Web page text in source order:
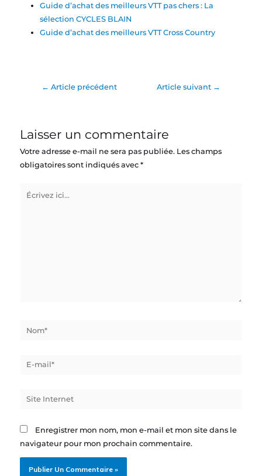
Guide d’achat des meilleurs VTT pas chers : La
sélection CYCLES BLAIN
Guide d’achat des meilleurs VTT Cross Country
← Article précédent Article suivant →
Laisser un commentaire
Votre adresse e-mail ne sera pas publiée. Les champs
obligatoires sont indiqués avec*
E-
Site
Enregistrer mon nom, mon e-mail et mon site dans le
navigateur pour mon prochain commentaire.